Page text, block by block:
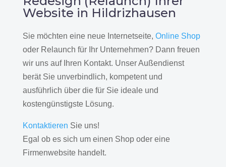
Website in Hildrizhausen
Sie möchten eine neue Internetseite, Online Shop
oder Relaunch für Ihr Unternehmen? Dann freuen
wir uns auf Ihren Kontakt. Unser Außendienst
berät Sie unverbindlich, kompetent und
ausführlich über die für Sie ideale und
kostengünstigste Lösung.
Kontaktieren Sie uns!
Egal ob es sich um einen Shop oder eine
Firmenwebsite handelt.